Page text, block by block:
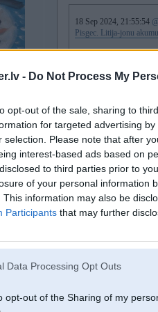
- Do Not Process My
opt-out of the sale, sharing to
for targeted advertising
selection. Please note that after
interest-based ads based on
to third parties prior to
of your personal information
This information may also be
Participants that may further
Data Processing Opt Outs
opt-out of the Sharing of my
18 Sep 2024, 21:55:54
Pisgec. Litija-jonu
Nu es nēsmu nekāds
Tātad man ir jautājums,
Kas pie velna notiek ar
Akumulatori nesprāgst,viņi
Sprāgst ne tikai telefoni.
skrejritenis, kurš bija
dzīvokļos nodrebējuši logi,
iejaucies rūpnīcas